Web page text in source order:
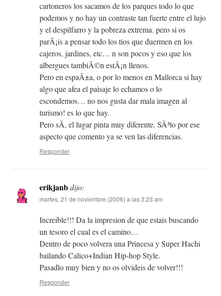
cartoneros los sacamos de los parques todo lo que
podemos y no hay un contraste tan fuerte entre el lujo
y el despilfarro y la pobreza extrema. pero si os
parÃ¡is a pensar todo los tios que duermen en los
cajeros, jardines, etc… n son pocos y eso que los
albergues tambiÃ©n estÃ¡n llenos.
Pero en espaÃ±a, o por lo menos en Mallorca si hay
algo que afea el paisaje lo echamos o lo
escondemos… no nos gusta dar mala imagen al
turismo! es lo que hay.
Pero sÃ­, el lugar pinta muy diferente. SÃ³lo por ese
aspecto que comento ya se ven las diferencias.
Responder
erikjanbdijo:
martes, 21 de noviembre (2006) a las 3:23 am
Increible!!! Da la impresion de que estais buscando
un tesoro el cual es el camino…
Dentro de poco volvera una Princesa y Super Hachi
bailando Calico+Indian Hip-hop Style.
Pasadlo muy bien y no os olvideis de volver!!!
Responder